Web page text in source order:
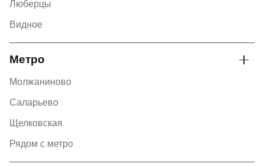
Люберцы
Видное
Метро
Молжаниново
Саларьево
Щелковская
Рядом с метро